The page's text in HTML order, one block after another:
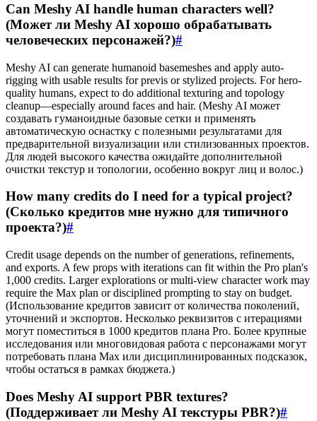
Can Meshy AI handle human characters well?
(Может ли Meshy AI хорошо обрабатывать
человеческих персонажей?)#
Meshy AI can generate humanoid basemeshes and apply auto-
rigging with usable results for previs or stylized projects. For hero-
quality humans, expect to do additional texturing and topology
cleanup—especially around faces and hair. (Meshy AI может
создавать гуманоидные базовые сетки и применять
автоматическую оснастку с полезными результатами для
предварительной визуализации или стилизованных проектов.
Для людей высокого качества ожидайте дополнительной
очистки текстур и топологии, особенно вокруг лиц и волос.)
How many credits do I need for a typical project?
(Сколько кредитов мне нужно для типичного
проекта?)#
Credit usage depends on the number of generations, refinements,
and exports. A few props with iterations can fit within the Pro plan's
1,000 credits. Larger explorations or multi-view character work may
require the Max plan or disciplined prompting to stay on budget.
(Использование кредитов зависит от количества поколений,
уточнений и экспортов. Несколько реквизитов с итерациями
могут поместиться в 1000 кредитов плана Pro. Более крупные
исследования или многовидовая работа с персонажами могут
потребовать плана Max или дисциплинированных подсказок,
чтобы остаться в рамках бюджета.)
Does Meshy AI support PBR textures?
(Поддерживает ли Meshy AI текстуры PBR?)#